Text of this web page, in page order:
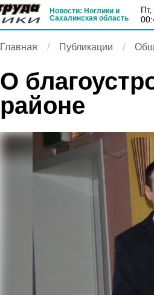
Новости: Ноглики и
Сахалинская область
Главная Публикации
О
районе